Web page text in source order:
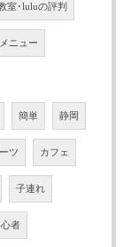
室･luluの評判
メニュー
簡単 静岡
ツ カフェ
子連れ
者